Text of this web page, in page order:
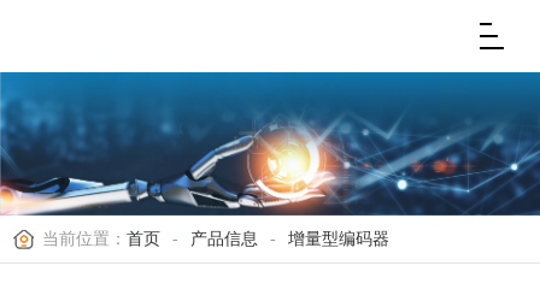
当前位置： 首页 - 产品信息 - 增量型编码器